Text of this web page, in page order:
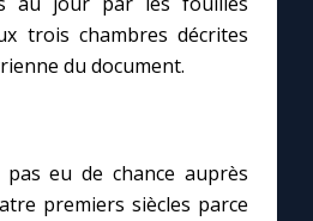
trois chambres décrites
du document.
pas eu de chance auprès
premiers siècles parce